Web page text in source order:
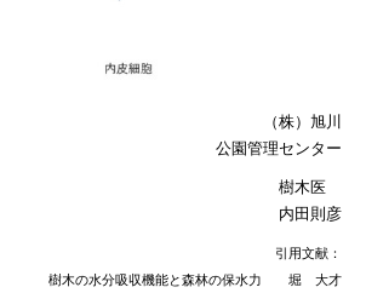
）旭川
公園管理センター
木医
内田則彦
文献：
樹木の水分吸収機能と森林の保水力 堀 大才